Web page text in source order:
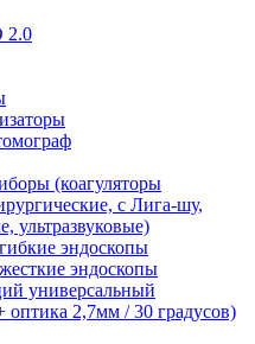
2.0
(коагуляторы
с Лига-шу,
ультразвуковые)
эндоскопы
эндоскопы
универсальный
оптика 2,7мм / 30 градусов)